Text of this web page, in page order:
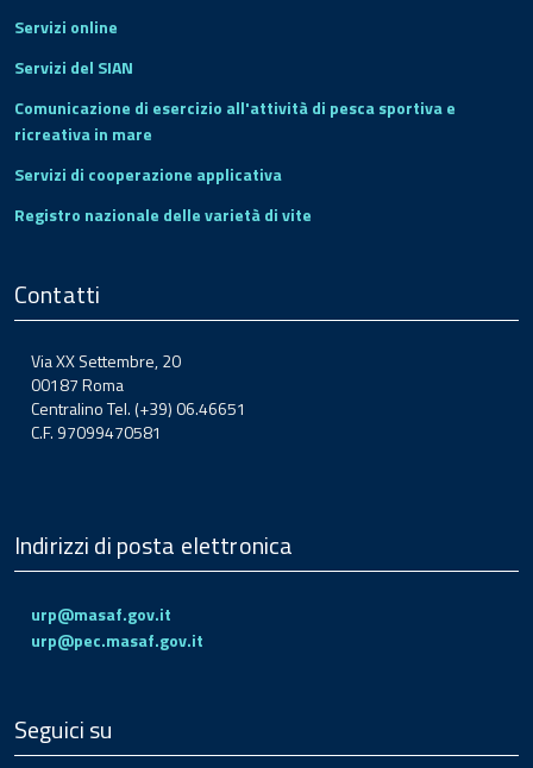
Servizi online
Servizi del SIAN
Comunicazione di esercizio all'attività di pesca sportiva e
ricreativa in mare
Servizi di cooperazione applicativa
Registro nazionale delle varietà di vite
Contatti
Via XX Settembre, 20
00187 Roma
Centralino Tel. (+39) 06.46651
C.F. 97099470581
Indirizzi di posta elettronica
urp@masaf.gov.it
urp@pec.masaf.gov.it
Seguici su